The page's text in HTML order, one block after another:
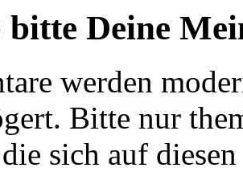
bitte Deine
werden
Bitte nur
sich auf